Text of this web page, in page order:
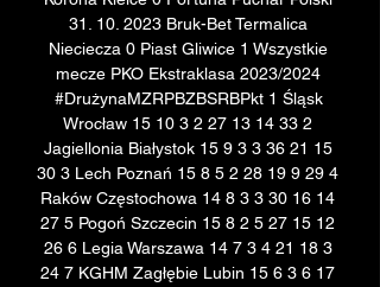
31. 10. 2023 Bruk-Bet Termalica
Nieciecza 0 Piast Gliwice 1 Wszystkie
mecze PKO Ekstraklasa 2023/2024
#DrużynaMZRPBZBSRBPkt 1 Śląsk
Wrocław 15 10 3 2 27 13 14 33 2
Jagiellonia Białystok 15 9 3 3 36 21 15
30 3 Lech Poznań 15 8 5 2 28 19 9 29 4
Raków Częstochowa 14 8 3 3 30 16 14
27 5 Pogoń Szczecin 15 8 2 5 27 15 12
26 6 Legia Warszawa 14 7 3 4 21 18 3
24 7 KGHM Zagłębie Lubin 15 6 3 6 17